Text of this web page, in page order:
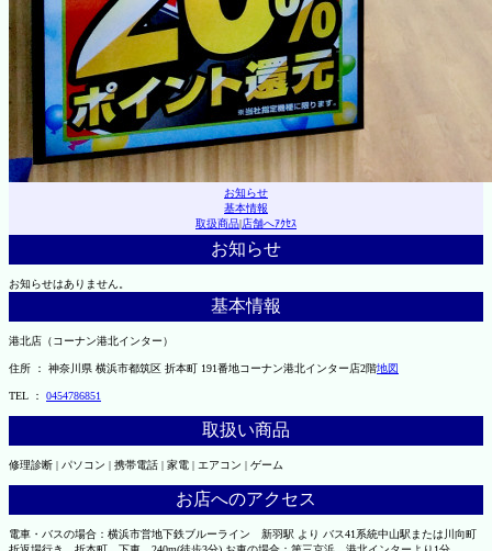
お知らせ
基本情報
取扱商品|店舗へｱｸｾｽ
お知らせ
お知らせはありません。
基本情報
港北店（コーナン港北インター）
住所 ： 神奈川県 横浜市都筑区 折本町 191番地コーナン港北インター店2階地図
TEL ： 0454786851
取扱い商品
修理診断 | パソコン | 携帯電話 | 家電 | エアコン | ゲーム
お店へのアクセス
電車・バスの場合：横浜市営地下鉄ブルーライン 新羽駅 より バス41系統中山駅または川向町